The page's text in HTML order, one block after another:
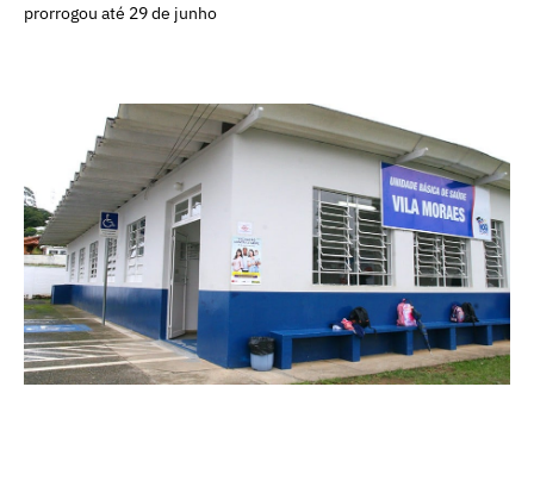
prorrogou até 29 de junho